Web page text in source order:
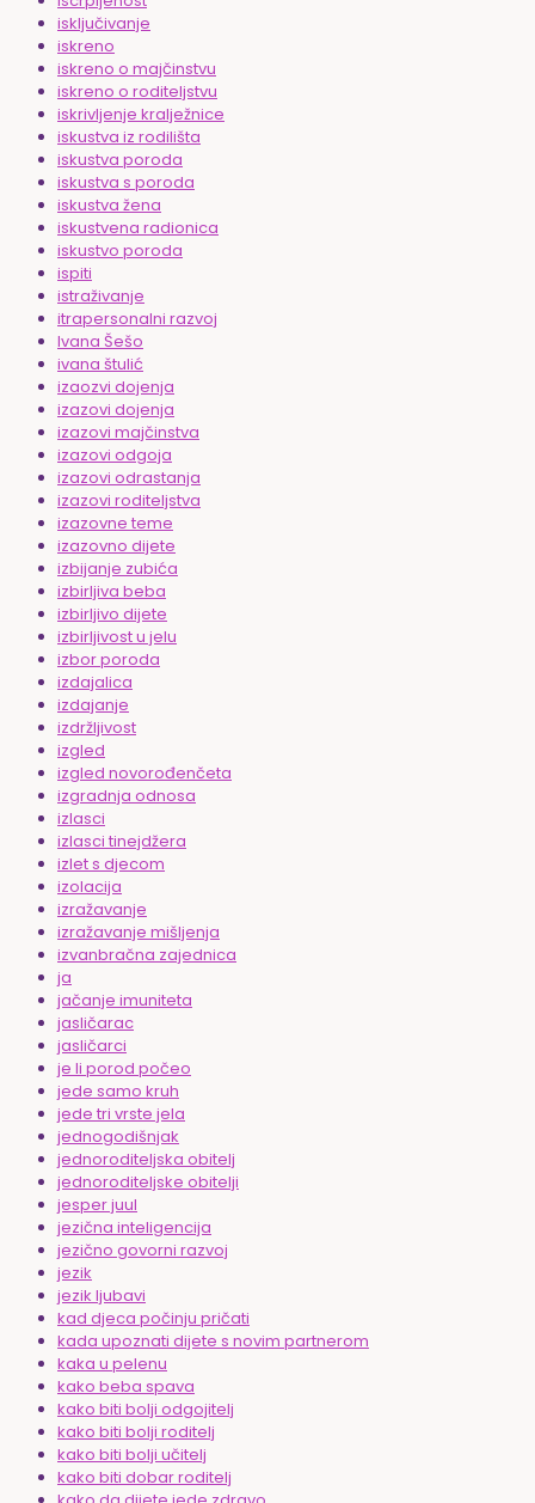
isključivanje
iskreno
iskreno o majčinstvu
iskreno o roditeljstvu
iskrivljenje kralježnice
iskustva iz rodilišta
iskustva poroda
iskustva s poroda
iskustva žena
iskustvena radionica
iskustvo poroda
ispiti
istraživanje
itrapersonalni razvoj
Ivana Šešo
ivana štulić
izaozvi dojenja
izazovi dojenja
izazovi majčinstva
izazovi odgoja
izazovi odrastanja
izazovi roditeljstva
izazovne teme
izazovno dijete
izbijanje zubića
izbirljiva beba
izbirljivo dijete
izbirljivost u jelu
izbor poroda
izdajalica
izdajanje
izdržljivost
izgled
izgled novorođenčeta
izgradnja odnosa
izlasci
izlasci tinejdžera
izlet s djecom
izolacija
izražavanje
izražavanje mišljenja
izvanbračna zajednica
ja
jačanje imuniteta
jasličarac
jasličarci
je li porod počeo
jede samo kruh
jede tri vrste jela
jednogodišnjak
jednoroditeljska obitelj
jednoroditeljske obitelji
jesper juul
jezična inteligencija
jezično govorni razvoj
jezik
jezik ljubavi
kad djeca počinju pričati
kada upoznati dijete s novim partnerom
kaka u pelenu
kako beba spava
kako biti bolji odgojitelj
kako biti bolji roditelj
kako biti bolji učitelj
kako biti dobar roditelj